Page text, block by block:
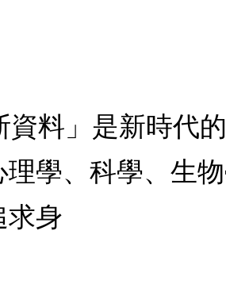
資料」是新時代
學、科學、生
求身